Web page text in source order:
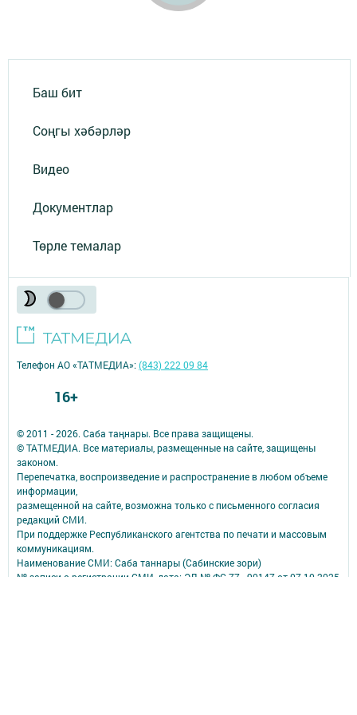
Баш бит
Соңгы хәбәрләр
Видео
Документлар
Төрле темалар
© 2011 - 2026. Саба таңнары. Все права защищены.
© ТАТМЕДИА. Все материалы, размещенные на сайте, защищены
законом.
Перепечатка, воспроизведение и распространение в любом объеме
информации,
размещенной на сайте, возможна только с письменного согласия
редакций СМИ.
При поддержке Республиканского агентства по печати и массовым
коммуникациям.
Наименование СМИ: Саба таннары (Сабинские зори)
№ записи о регистрации СМИ, дата: ЭЛ № ФС 77 - 90147 от 07.10.2025
Телефон АО «ТАТМЕДИА»:(843) 222 09 84
16+